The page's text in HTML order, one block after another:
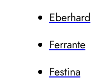
Eberhard
Ferrante
Festina